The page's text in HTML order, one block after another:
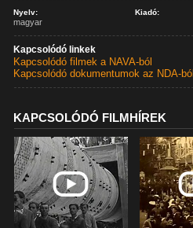
Nyelv:
magyar
Kiadó:
Kapcsolódó linkek
Kapcsolódó filmek a NAVA-ból
Kapcsolódó dokumentumok az NDA-ból
KAPCSOLÓDÓ FILMHÍREK